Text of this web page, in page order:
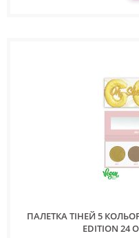
ПАЛЕТКА ТIНЕЙ 5
EDITION 24